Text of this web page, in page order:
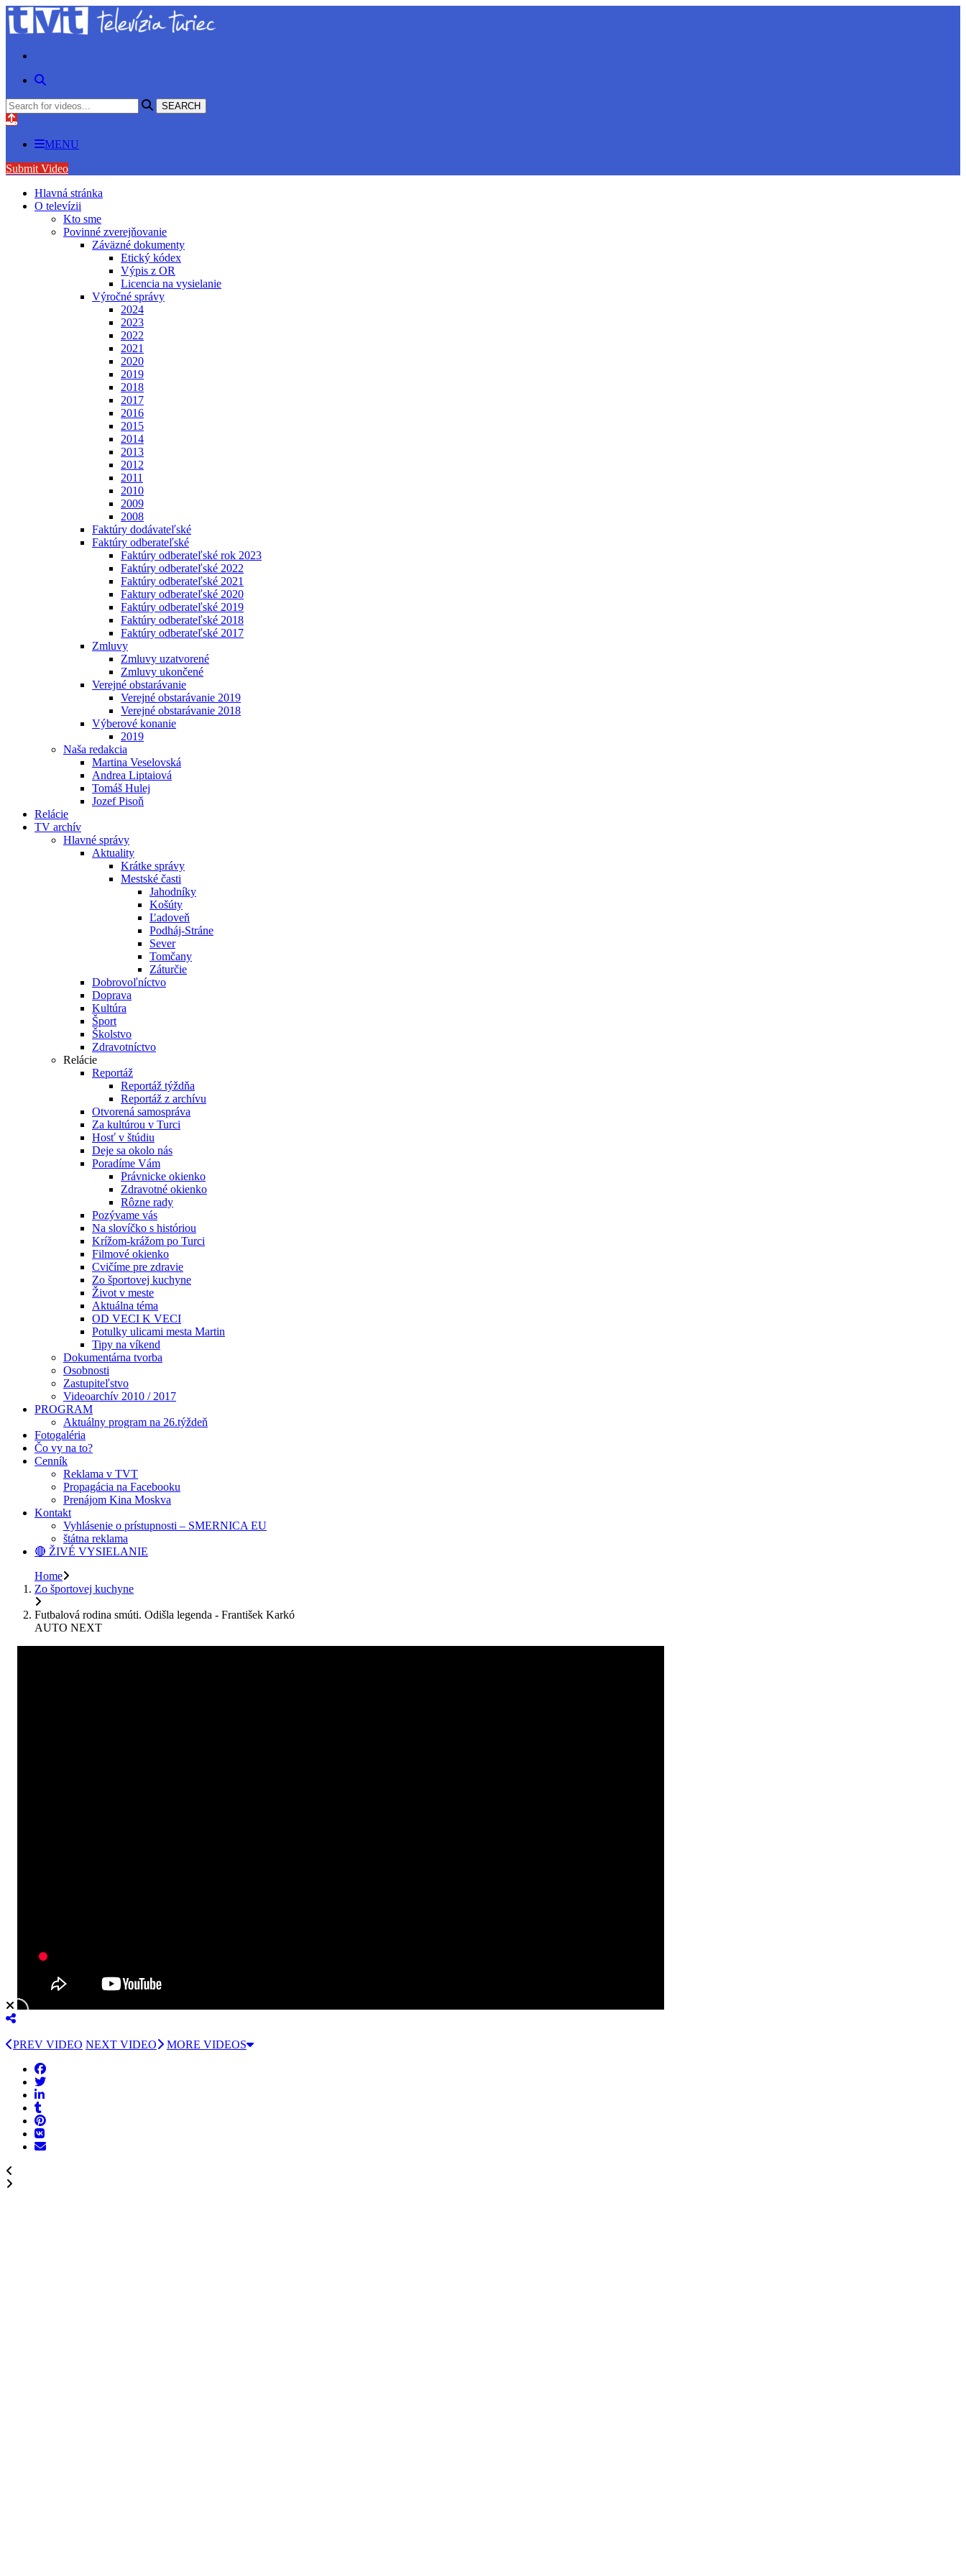
MENU
Submit Video
Hlavná stránka
O televízii
Kto sme
Povinné zverejňovanie
Záväzné dokumenty
Etický kódex
Výpis z OR
Licencia na vysielanie
Výročné správy
2024
2023
2022
2021
2020
2019
2018
2017
2016
2015
2014
2013
2012
2011
2010
2009
2008
Faktúry dodávateľské
Faktúry odberateľské
Faktúry odberateľské rok 2023
Faktúry odberateľské 2022
Faktúry odberateľské 2021
Faktury odberateľské 2020
Faktúry odberateľské 2019
Faktúry odberateľské 2018
Faktúry odberateľské 2017
Zmluvy
Zmluvy uzatvorené
Zmluvy ukončené
Verejné obstarávanie
Verejné obstarávanie 2019
Verejné obstarávanie 2018
Výberové konanie
2019
Naša redakcia
Martina Veselovská
Andrea Liptaiová
Tomáš Hulej
Jozef Pisoň
Relácie
TV archív
Hlavné správy
Aktuality
Krátke správy
Mestské časti
Jahodníky
Košúty
Ľadoveň
Podháj-Stráne
Sever
Tomčany
Záturčie
Dobrovoľníctvo
Doprava
Kultúra
Šport
Školstvo
Zdravotníctvo
Relácie
Reportáž
Reportáž týždňa
Reportáž z archívu
Otvorená samospráva
Za kultúrou v Turci
Hosť v štúdiu
Deje sa okolo nás
Poradíme Vám
Právnicke okienko
Zdravotné okienko
Rôzne rady
Pozývame vás
Na slovíčko s históriou
Krížom-krážom po Turci
Filmové okienko
Cvičíme pre zdravie
Zo športovej kuchyne
Život v meste
Aktuálna téma
OD VECI K VECI
Potulky ulicami mesta Martin
Tipy na víkend
Dokumentárna tvorba
Osobnosti
Zastupiteľstvo
Videoarchív 2010 / 2017
PROGRAM
Aktuálny program na 26.týždeň
Fotogaléria
Čo vy na to?
Cenník
Reklama v TVT
Propagácia na Facebooku
Prenájom Kina Moskva
Kontakt
Vyhlásenie o prístupnosti – SMERNICA EU
štátna reklama
🔴 ŽIVÉ VYSIELANIE
Home
Zo športovej kuchyne
Futbalová rodina smúti. Odišla legenda - František Karkó
AUTO NEXT
PREV VIDEO NEXT VIDEO MORE VIDEOS